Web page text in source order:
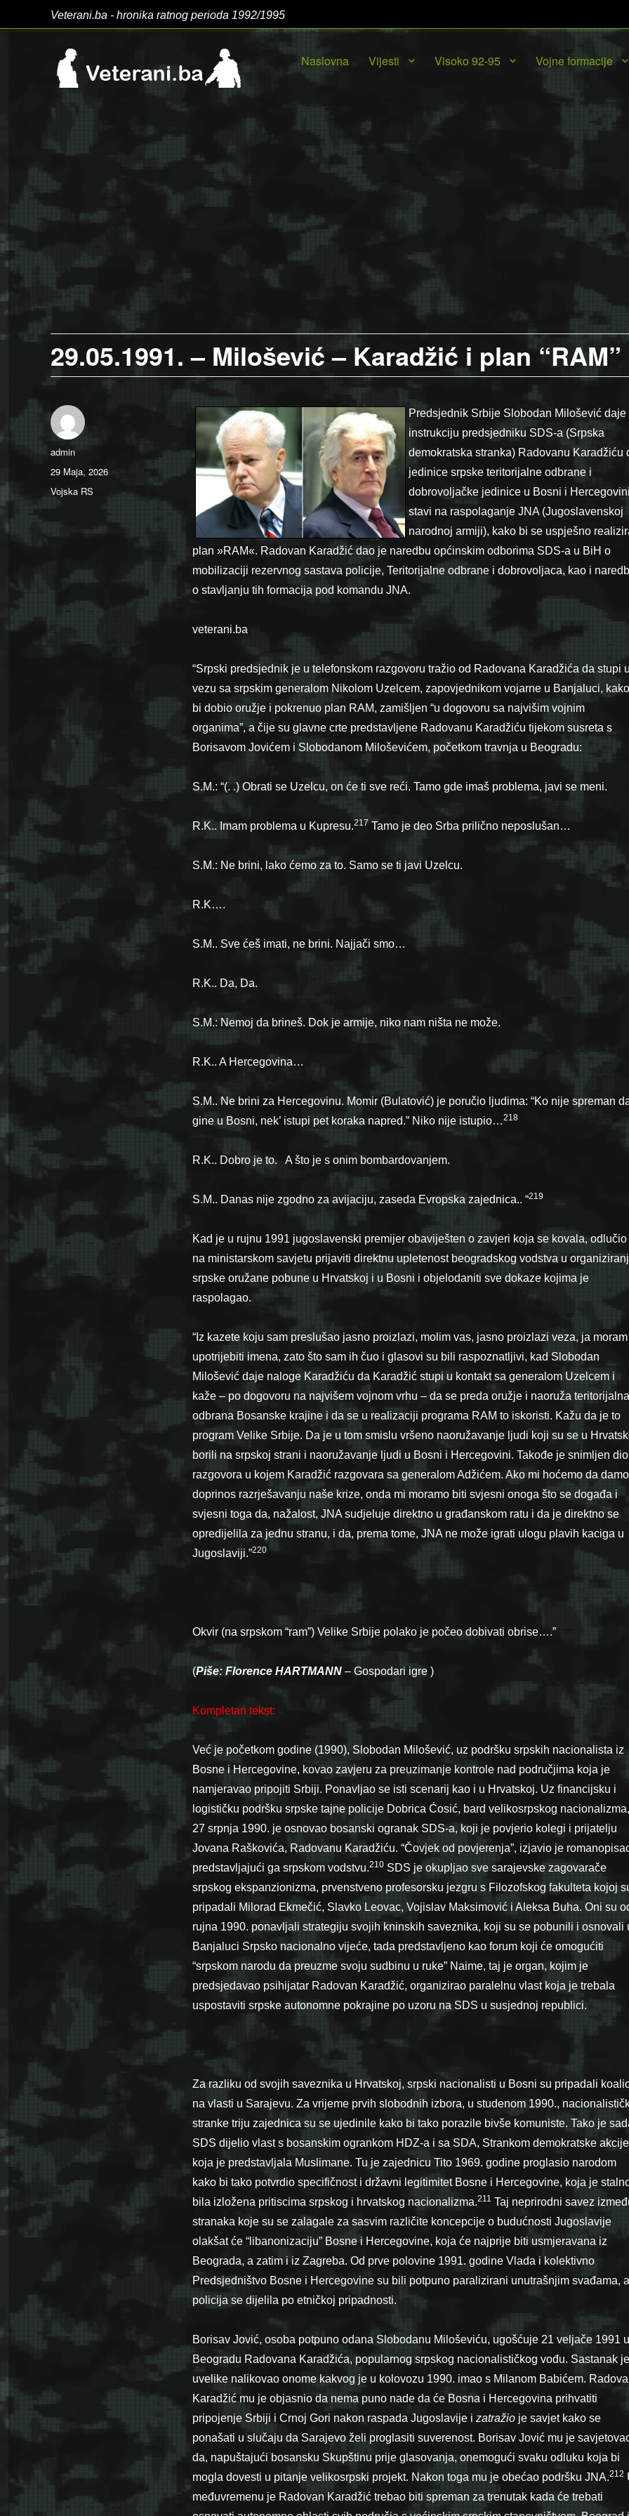
Veterani.ba - hronika ratnog perioda 1992/1995
Naslovna Vijesti Visoko 92-95 Vojne formacije
29.05.1991. – Milošević – Karadžić i plan “RAM”
Predsjednik Srbije Slobodan Milošević daje
instrukciju predsjedniku SDS-a (Srpska
demokratska stranka) Radovanu Karadžiću
jedinice srpske teritorijalne odbrane i
dobrovoljačke jedinice u Bosni i
stavi na raspolaganje JNA (Jugoslavenskoj
narodnoj armiji), kako bi se uspješno
plan »RAM«. Radovan Karadžić dao je naredbu općinskim odborima SDS-a u BiH o
mobilizaciji rezervnog sastava policije, Teritorijalne odbrane i dobrovoljaca, kao i
o stavljanju tih formacija pod komandu JNA.
veterani.ba
“Srpski predsjednik je u telefonskom razgovoru tražio od Radovana Karadžića da stupi
vezu sa srpskim generalom Nikolom Uzelcem, zapovjednikom vojarne u Banjaluci, kako
bi dobio oružje i po­krenuo plan RAM, zamišljen “u dogovoru sa najvišim vojnim
organima”, a čije su glavne crte predstavljene Radovanu Karadžiću tijekom susreta s
Borisavom Jovićem i Slobodanom Miloševićem, početkom travnja u Beo­gradu:
S.M.: “(. .) Obrati se Uzelcu, on će ti sve reći. Tamo gde imaš pro­blema, javi se meni.
R.K.. Imam problema u Kupresu.217 Tamo je deo Srba prilično ne­poslušan…
S.M.: Ne brini, lako ćemo za to. Samo se ti javi Uzelcu.
R.K….
S.M.. Sve ćeš imati, ne brini. Najjači smo…
R.K.. Da, Da.
S.M.: Nemoj da brineš. Dok je armije, niko nam ništa ne može.
R.K.. A Hercegovina…
S.M.. Ne brini za Hercegovinu. Momir (Bulatović) je poručio ljudi­ma: “Ko nije spreman
gine u Bosni, nek’ istupi pet koraka napred.” Niko nije istupio…218
R.K.. Dobro je to. A što je s onim bombardovanjem.
S.M.. Danas nije zgodno za avijaciju, zaseda Evropska zajednica.. “219
Kad je u rujnu 1991 jugoslavenski premijer obaviješten o zavjeri koja se kovala, odlučio
na ministarskom savjetu prijaviti direktnu upletenost beogradskog vodstva u
srpske oružane pobune u Hrvatskoj i u Bosni i objelodaniti sve dokaze kojima je
raspolagao.
“Iz kazete koju sam preslušao jasno proizlazi, molim vas, jasno pro­izlazi veza, ja moram
upotrijebiti imena, zato što sam ih čuo i glasovi su bili raspoznatljivi, kad Slobodan
Milošević daje naloge Karadžiću da Karadžić stupi u kontakt sa generalom Uzelcem i
kaže – po dogovoru na najvi­šem vojnom vrhu – da se preda oružje i naoruža teritorijalna
odbrana Bosanske krajine i da se u realizaciji programa RAM to iskoristi. Kažu da je to
program Velike Srbije. Da je u tom smislu vršeno naoružavanje ljudi koji su se u
borili na srpskoj strani i naoružavanje ljudi u Bosni i Hercegovini. Takođe je snimljen dio
razgovora u kojem Karadžić razgovara sa generalom Adžićem. Ako mi hoćemo da damo
doprinos raz­rješavanju naše krize, onda mi moramo biti svjesni onoga što se događa i
svjesni toga da, nažalost, JNA sudjeluje direktno u građanskom ratu i da je direktno se
opredijelila za jednu stranu, i da, prema tome, JNA ne može igrati ulogu plavih kaciga u
Jugoslaviji.”220
Okvir (na srpskom “ram”) Velike Srbije polako je počeo dobivati obrise….”
(Piše: Florence HARTMANN– Gospodari igre )
Kompletan tekst:
Već je početkom godine (1990), Slobodan Milošević, uz podršku srpskih nacionalista iz
Bosne i Hercegovine, kovao zavjeru za preuzimanje kon­trole nad područjima koja je
namjeravao pripojiti Srbiji. Ponavljao se isti scenarij kao i u Hrvatskoj. Uz financijsku i
logističku podršku srpske tajne policije Dobrica Ćosić, bard velikosrpskog nacionalizma,
27 srpnja 1990. je osnovao bosanski ogranak SDS-a, koji je povjerio kolegi i prijatelju
Jovana Raškovića, Radovanu Karadžiću. “Čovjek od povjerenja”, izjavio je
predstavljajući ga srpskom vodstvu.210SDS je okupljao sve sarajevske zagovarače
srpskog ekspanzionizma, prvenstveno profesorsku jezgru s Filozofskog fakulteta kojoj
pripadali Milorad Ekmečić, Slavko Leovac, Vojislav Maksimović i Aleksa Buha. Oni su
rujna 1990. ponav­ljali strategiju svojih kninskih saveznika, koji su se pobunili i osnovali
Banjaluci Srpsko nacionalno vijeće, tada predstavljeno kao forum koji će omogućiti
“srpskom narodu da preuzme svoju sudbinu u ruke” Naime, taj je organ, kojim je
predsjedavao psihijatar Radovan Karadžić, organi­zirao paralelnu vlast koja je trebala
uspostaviti srpske autonomne pokra­jine po uzoru na SDS u susjednoj republici.
Za razliku od svojih saveznika u Hrvatskoj, srpski nacionalisti u Bosni su pripadali
na vlasti u Sarajevu. Za vrijeme prvih slobod­nih izbora, u studenom 1990.,
stranke triju zajednica su se ujedinile kako bi tako porazile bivše komuniste. Tako je
SDS dijelio vlast s bosanskim ogrankom HDZ-a i sa SDA, Strankom demokratske
koja je predstavljala Muslimane. Tu je zajednicu Tito 1969. godine proglasio narodom
kako bi tako potvrdio specifičnost i državni legitimitet Bosne i Hercegovine, koja je
bila izložena pritiscima srpskog i hr­vatskog nacionalizma.211 Taj neprirodni savez
stranaka koje su se zalagale za sasvim različite koncepcije o budućnosti Jugoslavije
olakšat će “libanonizaciju” Bosne i Hercegovine, koja će najprije biti usmjeravana iz
Beograda, a zatim i iz Zagreba. Od prve polovine 1991. godine Vlada i kolektivno
Predsjedništvo Bosne i Hercegovine su bili potpuno paralizi­rani unutrašnjim svađama, a
policija se dijelila po etničkoj pripadnosti.
Borisav Jović, osoba potpuno odana Slobodanu Miloševiću, ugošćuje 21 veljače 1991 u
Beogradu Radovana Karadžića, popularnog srpskog nacionalističkog vođu. Sastanak je
uvelike nalikovao onome kakvog je u kolovozu 1990. imao s Milanom Babićem.
Karadžić mu je objas­nio da nema puno nade da će Bosna i Hercegovina prihvatiti
pripojenje Srbiji i Crnoj Gori nakon raspada Jugoslavije i zatražioje savjet kako se
ponašati u slučaju da Sarajevo želi proglasiti suverenost. Borisav Jović mu je
da, napuštajući bosansku Skupštinu prije glasovanja, onemogući svaku odluku koja bi
mogla dovesti u pitanje velikosrpski projekt. Nakon toga mu je obećao podršku JNA.212
međuvremenu je Radovan Karadžić trebao biti spreman za trenutak kada će trebati
Author
admin
Posted
on
29 Maja, 2026
Categories
Vojska RS